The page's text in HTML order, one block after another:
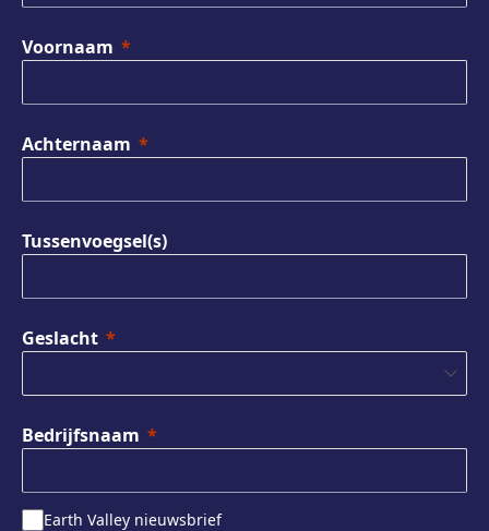
Voornaam
Achternaam
Tussenvoegsel(s)
Geslacht
Bedrijfsnaam
Earth Valley nieuwsbrief